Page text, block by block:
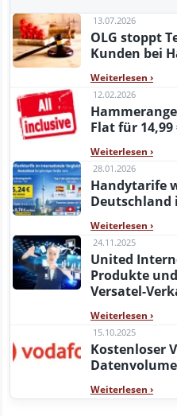
13.07.2026
OLG stoppt
Kunden bei
Weiterlesen ›
12.02.2026
Flat für
Weiterlesen ›
28.01.2026
Handytarife
Deutschland
Weiterlesen ›
24.11.2025
United
Produkte
Versatel-
Weiterlesen ›
15.10.2025
Kostenloser
Weiterlesen ›